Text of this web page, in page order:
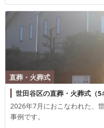
直葬・火葬式
世田谷区の直葬・火葬式（5
2026年7月におこなわれた、
事例です。